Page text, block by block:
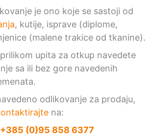
je ono koje se sastoji od
, kutije, isprave (diplome,
(malene trakice od tkanine).
upita za otkup navedete
sa ili bez gore navedenih
odlikovanje za prodaju,
na:
+385 (0)95 858 6377